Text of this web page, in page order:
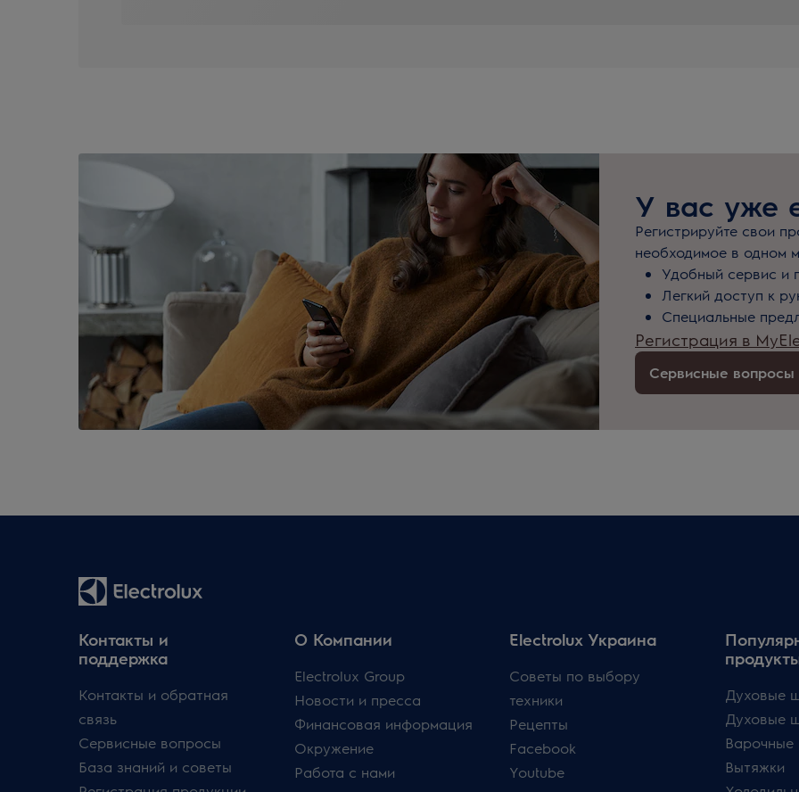
У вас уже
Регистрируйте свои
необходимое в одном
Удобный сервис и
Легкий доступ к
Специальные
Регистрация в
Сервисные вопросы
Контакты и
поддержка
Контакты и обратная
связь
Сервисные вопросы
База знаний и советы
О Компании
Electrolux Group
Новости и пресса
Финансовая информация
Окружение
Работа с нами
Electrolux Украина
Советы по выбору
техники
Рецепты
Facebook
Youtube
Духовые
Духовые
Варочные
Вытяжки